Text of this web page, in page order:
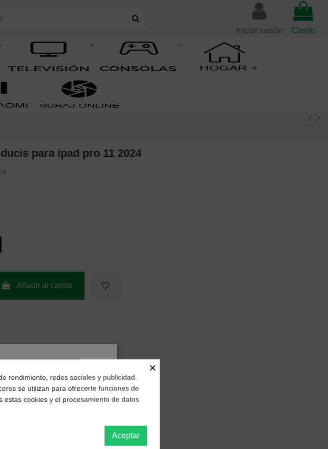
Iniciar sesión Carrito
para ipad pro 11 2024
Añadir al carrito
tu pedido?
los precios e
para tu región.
×
rendimiento, redes sociales y publicidad.
se utilizan para ofrecerte funciones de
estas cookies y el procesamiento de datos
Aceptar